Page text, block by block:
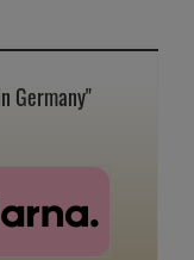
Germany"